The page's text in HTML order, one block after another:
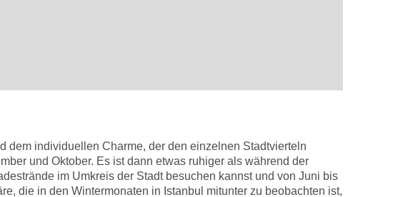
dem individuellen Charme, der den einzelnen Stadtvierteln
und Oktober. Es ist dann etwas ruhiger als während der
im Umkreis der Stadt besuchen kannst und von Juni bis
die in den Wintermonaten in Istanbul mitunter zu beobachten ist,